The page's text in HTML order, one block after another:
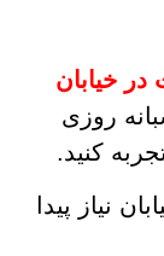
خیابان
روزی
کنید.
نیاز پیدا